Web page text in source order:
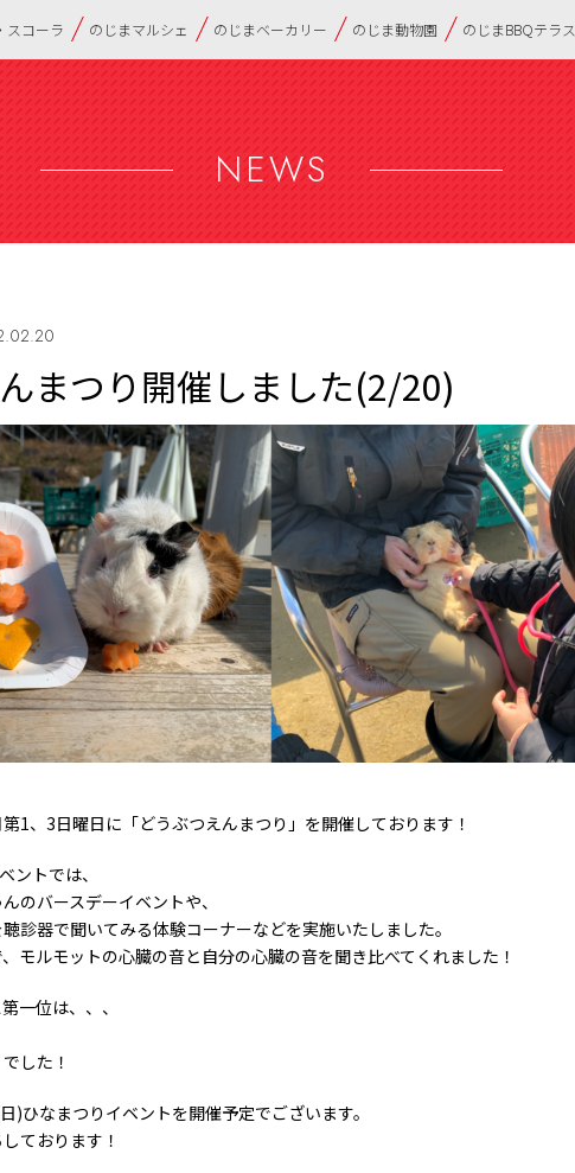
スコーラ のじまマルシェ のじまベーカリー のじま動物園 のじまBBQテラス
NEWS
まつり開催しました(2/20)
1、3日曜日に「どうぶつえんまつり」を開催しております！
ントでは、
のバースデーイベントや、
診器で聞いてみる体験コーナーなどを実施いたしました。
モルモットの心臓の音と自分の心臓の音を聞き比べてくれました！
一位は、、、
した！
)ひなまつりイベントを開催予定でございます。
ております！